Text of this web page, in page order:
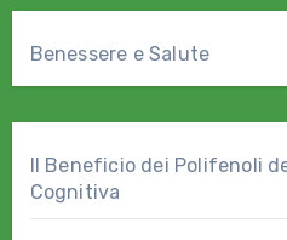
Benessere e Salute
Il Beneficio dei Polifenoli
Cognitiva